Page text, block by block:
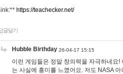
https://teachecker.net/
글달기
Hubble Birthday 26-04-17 15:15
이런 게임들은 정말 창의력을 자극하네요
는 사실에 흥미를 느꼈어요. 저도 NASA